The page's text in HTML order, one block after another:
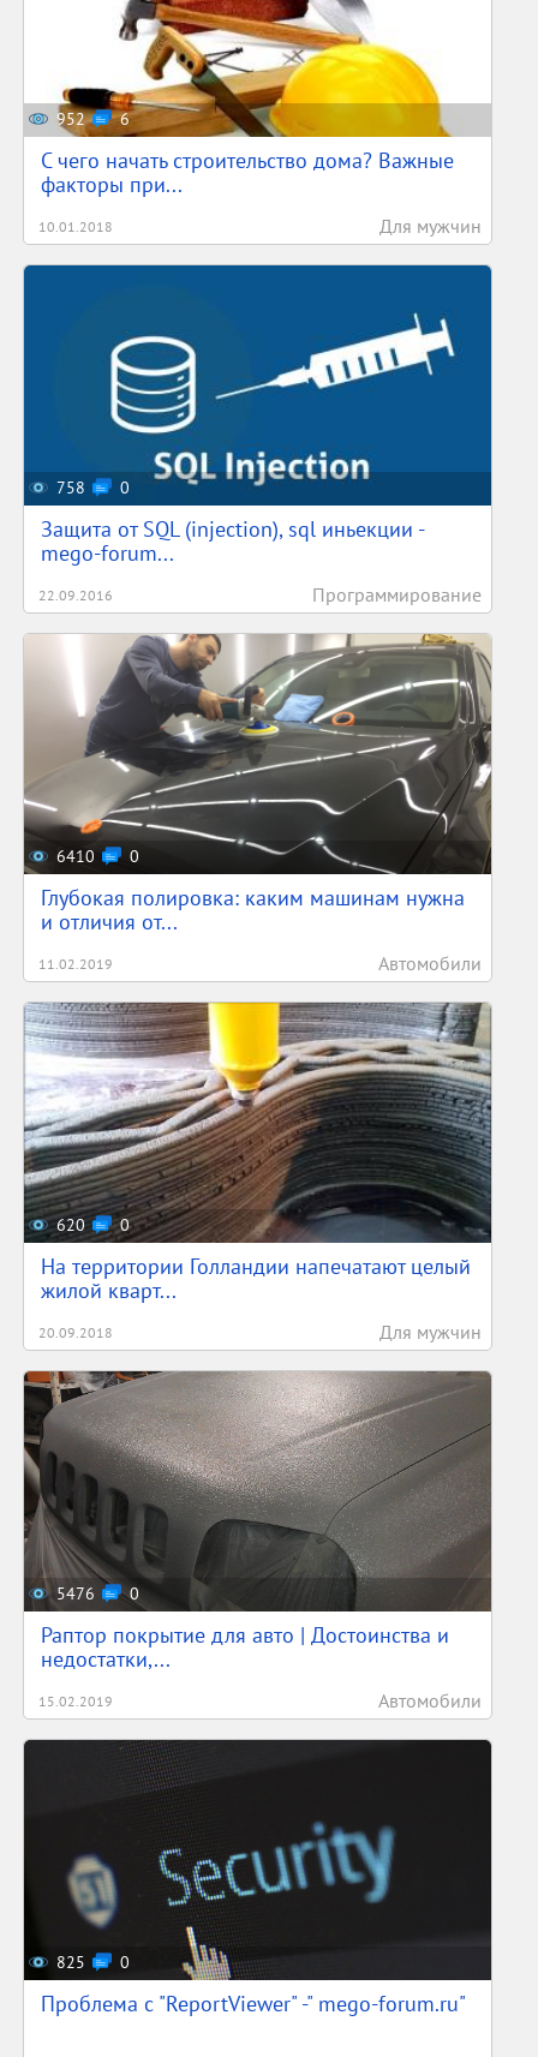
952 6
С чего начать строительство дома? Важные
факторы при...
10.01.2018 Для мужчин
758 0
Защита от SQL (injection), sql иньекции -
mego-forum...
22.09.2016 Программирование
6410 0
Глубокая полировка: каким машинам нужна
и отличия от...
11.02.2019 Автомобили
620 0
На территории Голландии напечатают целый
жилой кварт...
20.09.2018 Для мужчин
5476 0
Раптор покрытие для авто | Достоинства и
недостатки,...
15.02.2019 Автомобили
825 0
Проблема с "ReportViewer" -" mego-forum.ru"